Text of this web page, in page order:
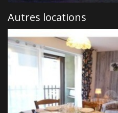
Autres locations